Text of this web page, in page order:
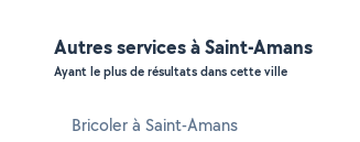
Autres services à Saint-Amans
Ayant le plus de résultats dans cette ville
Bricoler à Saint-Amans